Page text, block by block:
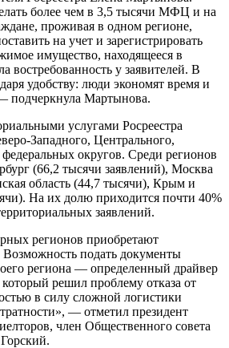
более чем в 3,5 тысячи МФЦ и на
проживая в одном регионе,
на учет и зарегистрировать
имущество, находящееся в
востребованность у заявителей. В
удобству: люди экономят время и
подчеркнула Мартынова.
услугами Росреестра
Западного, Центрального,
округов. Среди регионов
(66,2 тысячи заявлений), Москва
область (44,7 тысячи), Крым и
На их долю приходится почти 40%
заявлений.
регионов приобретают
подать документы
региона — определенный драйвер
решил проблему отказа от
в силу сложной логистики
— отметил президент
член Общественного совета